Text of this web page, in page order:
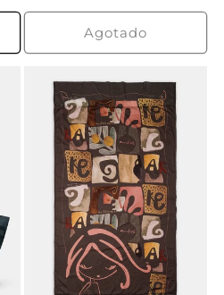
habitual
de
oferta
Agotado